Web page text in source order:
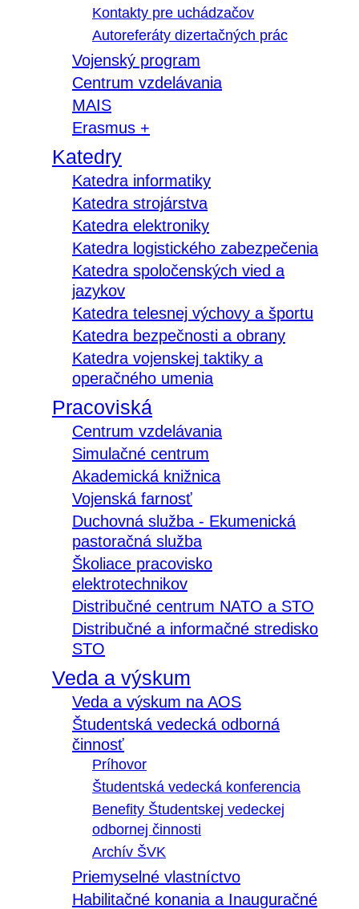
Kontakty pre uchádzačov
Autoreferáty dizertačných prác
Vojenský program
Centrum vzdelávania
MAIS
Erasmus +
Katedry
Katedra informatiky
Katedra strojárstva
Katedra elektroniky
Katedra logistického zabezpečenia
Katedra spoločenských vied a
jazykov
Katedra telesnej výchovy a športu
Katedra bezpečnosti a obrany
Katedra vojenskej taktiky a
operačného umenia
Pracoviská
Centrum vzdelávania
Simulačné centrum
Akademická knižnica
Vojenská farnosť
Duchovná služba - Ekumenická
pastoračná služba
Školiace pracovisko
elektrotechnikov
Distribučné centrum NATO a STO
Distribučné a informačné stredisko
STO
Veda a výskum
Veda a výskum na AOS
Študentská vedecká odborná
činnosť
Príhovor
Študentská vedecká konferencia
Benefity Študentskej vedeckej
odbornej činnosti
Archív ŠVK
Priemyselné vlastníctvo
Habilitačné konania a Inauguračné